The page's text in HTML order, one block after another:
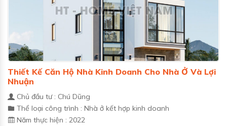
Thiết Kế Căn Hộ Nhà Kinh Doanh Cho Nhà Ở Và Lợi
Nhuận
Chủ đầu tư : Chú Dũng
Thể loại công trình : Nhà ở kết hợp kinh doanh
Năm thực hiện : 2022